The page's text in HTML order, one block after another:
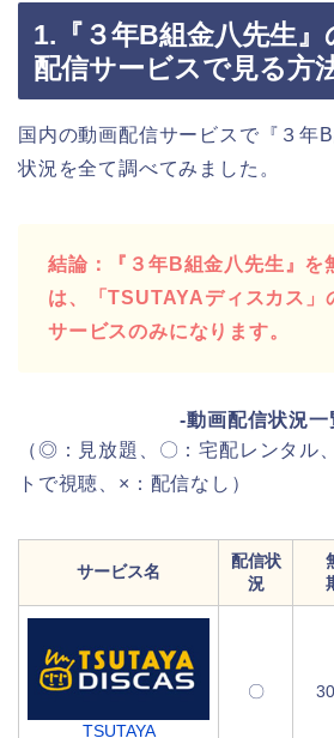
1.『３年B組金八先生
配信サービスで見る方
国内の動画配信サービスで『３年
状況を全て調べてみました。
結論：『３年B組金八先生』を
は、「TSUTAYAディスカス」
サービスのみになります。
-動画配信状況一
（◎：見放題、〇：宅配レンタル
トで視聴、×：配信なし）
サービス名
配信状
況
TSUTAYA
〇